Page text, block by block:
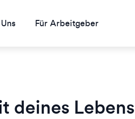
Für Arbeitgeber
deines Lebens